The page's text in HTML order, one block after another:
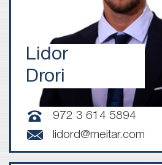
Lidor
Drori
972 3 614 5894
lidord@meitar.com